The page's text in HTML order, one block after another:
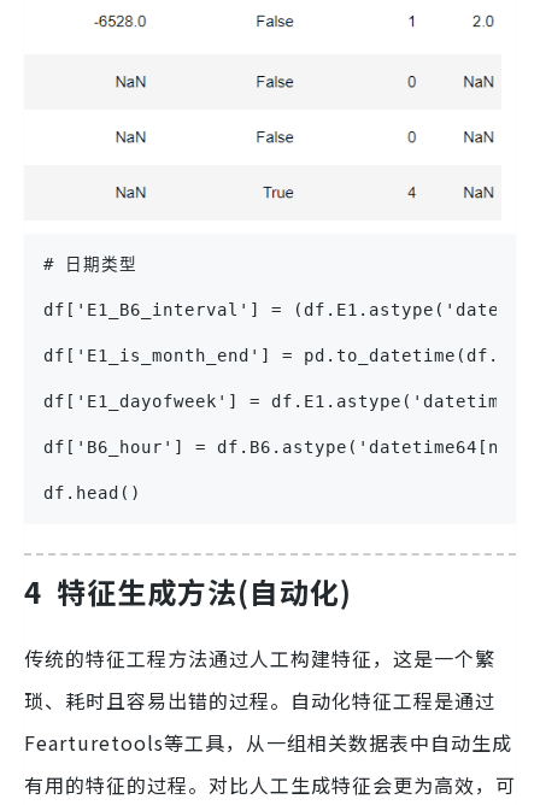
# 日期类型
df['E1_B6_interval'] =
df['E1_is_month_end'] =
df['E1_dayofweek'] =
df['B6_hour'] =
df.head()
4 特征生成方法(自动化)
传统的特征工程方法通过人工构建特征，这是一个繁
琐、耗时且容易出错的过程。自动化特征工程是通过
Fearturetools等工具，从一组相关数据表中自动生成
有用的特征的过程。对比人工生成特征会更为高效，可